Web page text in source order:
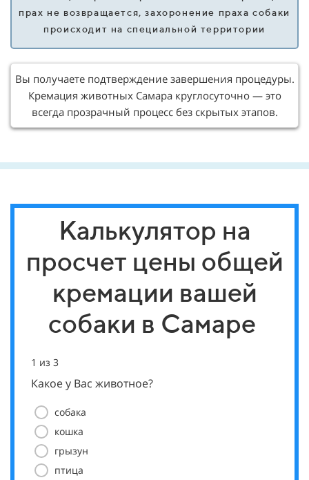
прах не возвращается, захоронение праха собаки
происходит на специальной территории
Вы получаете подтверждение завершения процедуры.
Кремация животных Самара круглосуточно — это
всегда прозрачный процесс без скрытых этапов.
Калькулятор на
просчет цены общей
кремации вашей
собаки в Самаре
1 из 3
Какое у Вас животное?
собака
кошка
грызун
птица